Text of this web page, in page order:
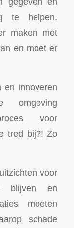
te helpen.
maken met
en moet er
en innoveren
omgeving
voor
tred bij?! Zo
voor
blijven en
moeten
schade